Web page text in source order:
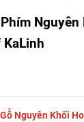
Nguyên
Nguyên Khối